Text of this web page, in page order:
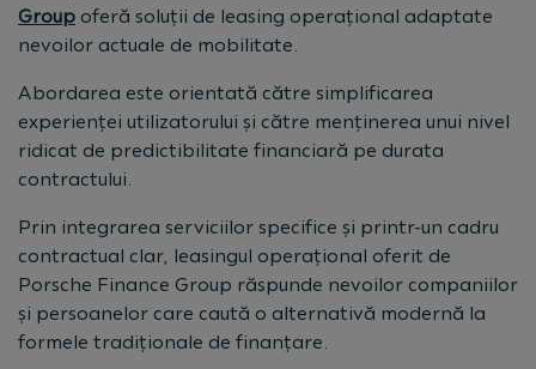
Group oferă soluții de leasing operațional adaptate
nevoilor actuale de mobilitate.
Abordarea este orientată către simplificarea
experienței utilizatorului și către menținerea unui nivel
ridicat de predictibilitate financiară pe durata
contractului.
Prin integrarea serviciilor specifice și printr-un cadru
contractual clar, leasingul operațional oferit de
Porsche Finance Group răspunde nevoilor companiilor
și persoanelor care caută o alternativă modernă la
formele tradiționale de finanțare.